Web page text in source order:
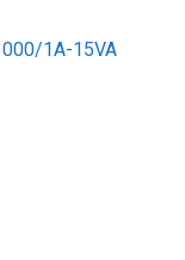
1A-15VA